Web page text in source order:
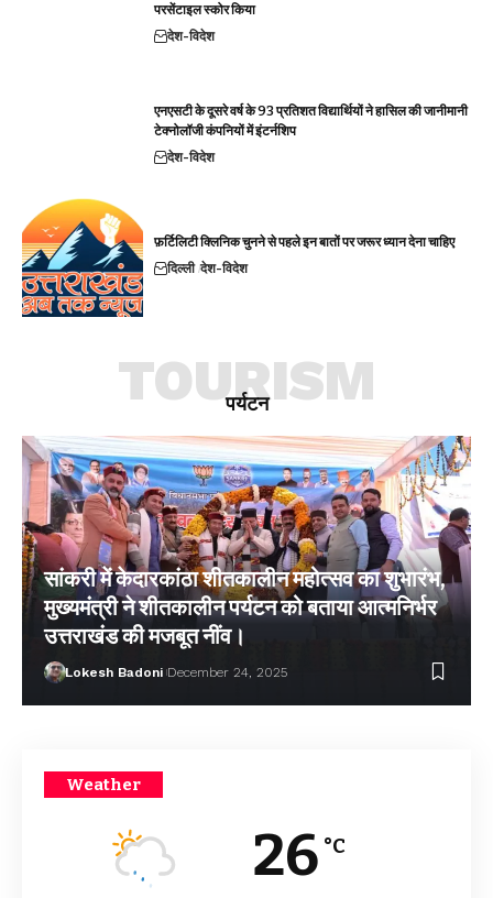
परसेंटाइल स्कोर किया
देश-विदेश
एनएसटी के दूसरे वर्ष के 93 प्रतिशत विद्यार्थियों ने हासिल की जानीमानी
टेक्नोलॉजी कंपनियों में इंटर्नशिप
देश-विदेश
फ़र्टिलिटी क्लिनिक चुनने से पहले इन बातों पर जरूर ध्यान देना चाहिए
दिल्ली देश-विदेश
पर्यटन
TOURISM
सांकरी में केदारकांठा शीतकालीन महोत्सव का शुभारंभ,
मुख्यमंत्री ने शीतकालीन पर्यटन को बताया आत्मनिर्भर
उत्तराखंड की मजबूत नींव।
Lokesh Badoni December 24, 2025
Weather
26 °C